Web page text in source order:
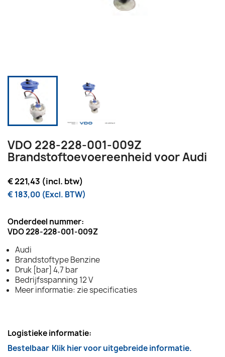
VDO 228-228-001-009Z
Brandstoftoevoereenheid voor Audi
€ 221,43 (incl. btw)
€ 183,00 (Excl. BTW)
Onderdeel nummer:
VDO 228-228-001-009Z
Audi
Brandstoftype Benzine
Druk [bar] 4,7 bar
Bedrijfsspanning 12 V
Meer informatie: zie specificaties
Logistieke informatie:
Bestelbaar Klik hier voor uitgebreide informatie.